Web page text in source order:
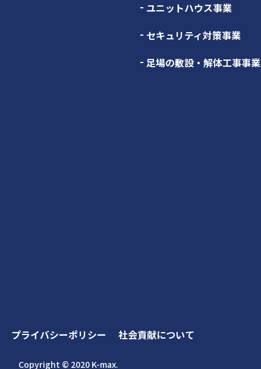
ユニットハウス事業
セキュリティ対策事業
足場の敷設・解体工事事業
プライバシーポリシー 社会貢献について
Copyright © 2020 K-max.